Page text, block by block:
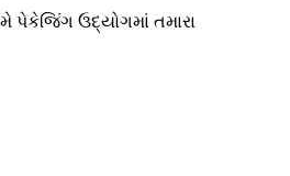
પેકેજિંગ ઉદ્યોગમાં તમારા